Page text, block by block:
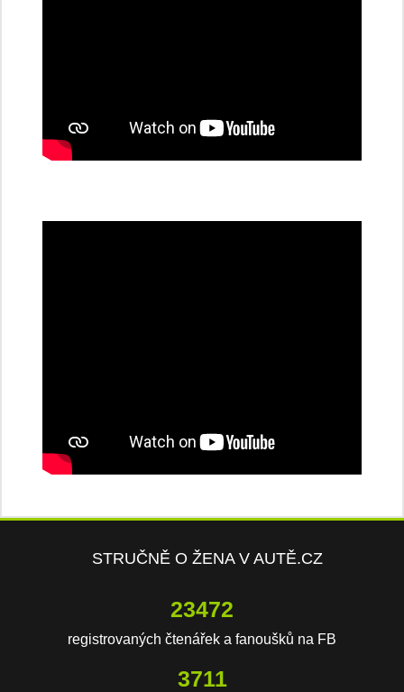
STRUČNĚ O ŽENA V AUTĚ.CZ
23472
registrovaných čtenářek a fanoušků na FB
3711